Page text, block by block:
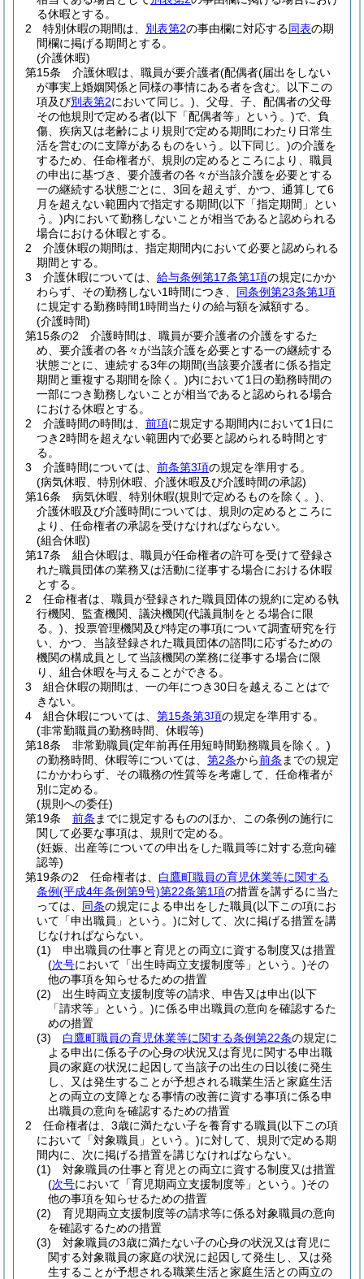
る休暇とする。
2
特別休暇の期間は、 別表第2の事由欄に対応する同表の期
間欄に掲げる期間とする。
(介護休暇)
第15条
介護休暇は、職員が要介護者(配偶者(届出をしない
が事実上婚姻関係と同様の事情にある者を含む。以下この
項及び別表第2において同じ。) 、父母、子、配偶者の父母
その他規則で定める者(以下「配偶者等」という。)で、負
傷、疾病又は老齢により規則で定める期間にわたり日常生
活を営むのに支障があるものをいう。以下同じ。)の介護を
するため、任命権者が、規則の定めるところにより、職員
の申出に基づき、要介護者の各々が当該介護を必要とする
一の継続する状態ごとに、3回を超えず、かつ、通算して6
月を超えない範囲内で指定する期間(以下「指定期間」とい
う。)内において勤務しないことが相当であると認められる
場合における休暇とする。
2
介護休暇の期間は、指定期間内において必要と認められる
期間とする。
3
介護休暇については、 給与条例第17条第1項の規定にかか
わらず、その勤務しない1時間につき、 同条例第23条第1項
に規定する勤務時間1時間当たりの給与額を減額する。
(介護時間)
第15条の2
介護時間は、職員が要介護者の介護をするた
め、要介護者の各々が当該介護を必要とする一の継続する
状態ごとに、連続する3年の期間(当該要介護者に係る指定
期間と重複する期間を除く。)内において1日の勤務時間の
一部につき勤務しないことが相当であると認められる場合
における休暇とする。
2
介護時間の時間は、 前項に規定する期間内において1日に
つき2時間を超えない範囲内で必要と認められる時間とす
る。
3
介護時間については、 前条第3項の規定を準用する。
(病気休暇、特別休暇、介護休暇及び介護時間の承認)
第16条
病気休暇、特別休暇(規則で定めるものを除く。)
介護休暇及び介護時間については、規則の定めるところに
より、任命権者の承認を受けなければならない。
(組合休暇)
第17条
組合休暇は、職員が任命権者の許可を受けて登録さ
れた職員団体の業務又は活動に従事する場合における休暇
とする。
2
任命権者は、職員が登録された職員団体の規約に定める執
行機関、監査機関、議決機関(代議員制をとる場合に限
る。) 、投票管理機関及び特定の事項について調査研究を行
い、かつ、当該登録された職員団体の諮問に応ずるための
機関の構成員として当該機関の業務に従事する場合に限
り、組合休暇を与えることができる。
3
組合休暇の期間は、一の年につき30日を越えることはで
きない。
4
組合休暇については、 第15条第3項の規定を準用する。
(非常勤職員の勤務時間、休暇等)
第18条
非常勤職員(定年前再任用短時間勤務職員を除く。)
の勤務時間、休暇等については、 第2条から前条 までの規定
にかかわらず、その職務の性質等を考慮して、任命権者が
別に定める。
(規則への委任)
第19条
前条 までに規定するもののほか、この条例の施行に
関して必要な事項は、規則で定める。
(妊娠、出産等についての申出をした職員等に対する意向確
認等)
第19条の2
任命権者は、 白鷹町職員の育児休業等に関する
条例(平成4年条例第9号)第22条第1項の措置を講ずるに当た
っては、 同条の規定による申出をした職員(以下この項にお
いて「申出職員」という。)に対して、次に掲げる措置を講
じなければならない。
(1)
申出職員の仕事と育児との両立に資する制度又は措置
(次号において「出生時両立支援制度等」という。)その
他の事項を知らせるための措置
(2)
出生時両立支援制度等の請求、申告又は申出(以下
「請求等」という。)に係る申出職員の意向を確認するた
めの措置
(3)
白鷹町職員の育児休業等に関する条例第22条の規定に
よる申出に係る子の心身の状況又は育児に関する申出職
員の家庭の状況に起因して当該子の出生の日以後に発生
し、又は発生することが予想される職業生活と家庭生活
との両立の支障となる事情の改善に資する事項に係る申
出職員の意向を確認するための措置
2
任命権者は、3歳に満たない子を養育する職員(以下この項
において「対象職員」という。)に対して、規則で定める期
間内に、次に掲げる措置を講じなければならない。
(1)
対象職員の仕事と育児との両立に資する制度又は措置
(次号において「育児期両立支援制度等」という。)その
他の事項を知らせるための措置
(2)
育児期両立支援制度等の請求等に係る対象職員の意向
を確認するための措置
(3)
対象職員の3歳に満たない子の心身の状況又は育児に
関する対象職員の家庭の状況に起因して発生し、又は発
生することが予想される職業生活と家庭生活との両立の